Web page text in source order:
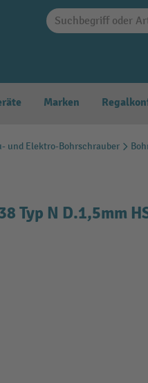
Marken
und Elektro-Bohrschrauber
Typ N D.1,5mm